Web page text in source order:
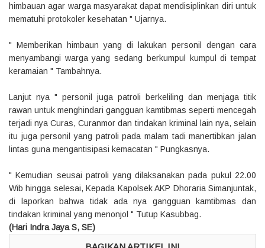
himbauan agar warga masyarakat dapat mendisiplinkan diri untuk
mematuhi protokoler kesehatan " Ujarnya.
" Memberikan himbaun yang di lakukan personil dengan cara
menyambangi warga yang sedang berkumpul kumpul di tempat
keramaian " Tambahnya.
Lanjut nya " personil juga patroli berkeliling dan menjaga titik
rawan untuk menghindari gangguan kamtibmas seperti mencegah
terjadi nya Curas, Curanmor dan tindakan kriminal lain nya, selain
itu juga personil yang patroli pada malam tadi manertibkan jalan
lintas guna mengantisipasi kemacatan " Pungkasnya.
" Kemudian seusai patroli yang dilaksanakan pada pukul 22.00
Wib hingga selesai, Kepada Kapolsek AKP Dhoraria Simanjuntak,
di laporkan bahwa tidak ada nya gangguan kamtibmas dan
tindakan kriminal yang menonjol " Tutup Kasubbag.
(Hari Indra Jaya S, SE)